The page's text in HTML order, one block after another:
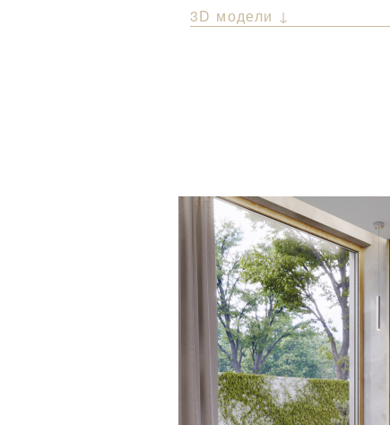
3D модели ↓